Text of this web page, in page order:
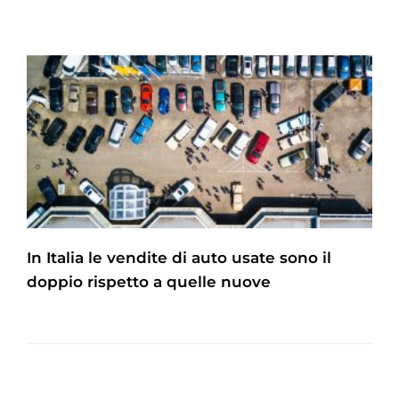
In Italia le vendite di auto usate sono il
doppio rispetto a quelle nuove